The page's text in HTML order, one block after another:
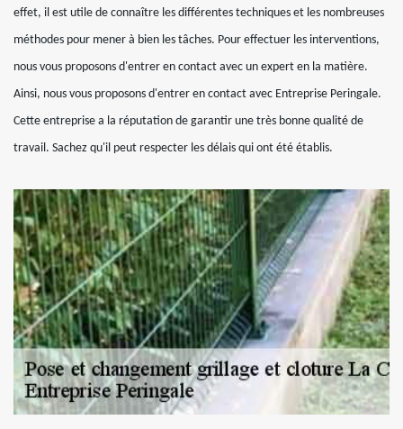
effet, il est utile de connaître les différentes techniques et les nombreuses
méthodes pour mener à bien les tâches. Pour effectuer les interventions,
nous vous proposons d'entrer en contact avec un expert en la matière.
Ainsi, nous vous proposons d'entrer en contact avec Entreprise Peringale.
Cette entreprise a la réputation de garantir une très bonne qualité de
travail. Sachez qu'il peut respecter les délais qui ont été établis.